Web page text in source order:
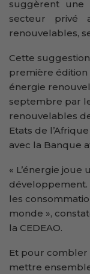
suggèrent
secteur privé
renouvelables,
Cette
première édition
énergie
septembre par
renouvelables
Etats de
avec la Banque
« L’énergie
développement.
les
monde »,
la CEDEAO.
Et pour combler
mettre